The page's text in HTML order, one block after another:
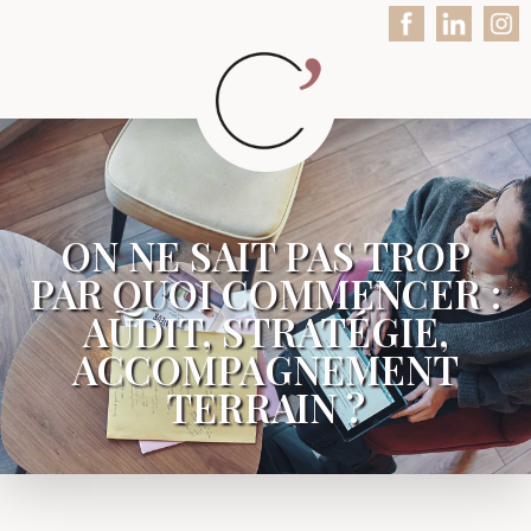
ON NE SAIT PAS TROP
PAR QUOI COMMENCER :
AUDIT, STRATÉGIE,
ACCOMPAGNEMENT
TERRAIN ?